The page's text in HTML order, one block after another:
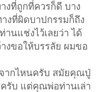
งที่ถูกที่ควรก็ดี บาง
งที่ผิดบาปกรรมก็ถึง
นแช่งไว้เลยว่า ได้
งขอให้บรรลัย ผมขอ
ากไหนครับ สมัยคุณปู่
รับ แต่คุณพ่อท่านเล่า